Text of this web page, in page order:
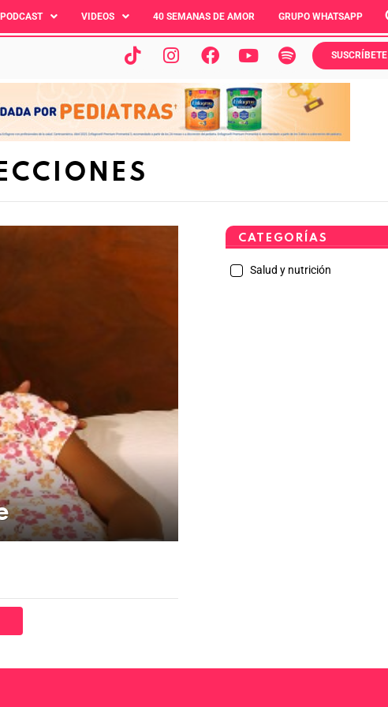
PODCAST VIDEOS 40 SEMANAS DE AMOR GRUPO WHATSAPP
SUSCRÍBETE
CATEGORÍAS
Salud y nutrición